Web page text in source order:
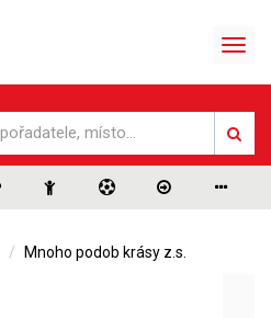
Mnoho podob krásy z.s.